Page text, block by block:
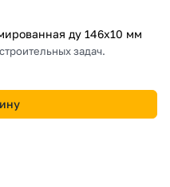
ду 146х10 мм
задач.